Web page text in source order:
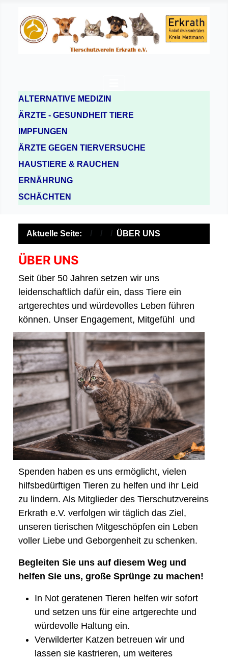
ALTERNATIVE MEDIZIN
ÄRZTE - GESUNDHEIT TIERE
IMPFUNGEN
ÄRZTE GEGEN TIERVERSUCHE
HAUSTIERE & RAUCHEN
ERNÄHRUNG
SCHÄCHTEN
Aktuelle Seite: ÜBER UNS
ÜBER UNS
Seit über 50 Jahren setzen wir uns
leidenschaftlich dafür ein, dass Tiere ein
artgerechtes und würdevolles Leben führen
können. Unser Engagement, Mitgefühl
und
Spenden haben es uns ermöglicht, vielen
hilfsbedürftigen Tieren zu helfen und ihr Leid
zu lindern. Als Mitglieder des Tierschutzvereins
Erkrath e.V. verfolgen wir täglich das Ziel,
unseren tierischen Mitgeschöpfen ein Leben
voller Liebe und Geborgenheit zu schenken.
Begleiten Sie uns auf diesem Weg und
helfen Sie uns, große Sprünge zu machen!
In Not geratenen Tieren helfen wir sofort
und setzen uns für eine artgerechte und
würdevolle Haltung ein.
Verwilderter Katzen betreuen wir und
lassen sie kastrieren, um weiteres